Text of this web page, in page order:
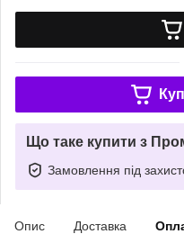
Що таке купити з
Замовлення під
Опис Доставка